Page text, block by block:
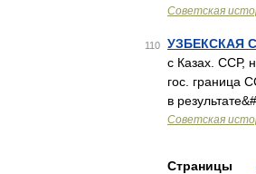
Советская
110 УЗБЕКСКАЯ
с Казах. ССР,
гос. граница
в
Советская
Страницы